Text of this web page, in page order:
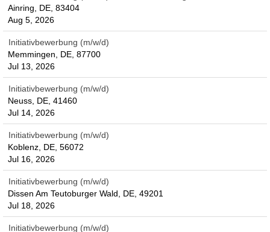
Ainring, DE, 83404
Aug 5, 2026
Initiativbewerbung (m/w/d)
Memmingen, DE, 87700
Jul 13, 2026
Initiativbewerbung (m/w/d)
Neuss, DE, 41460
Jul 14, 2026
Initiativbewerbung (m/w/d)
Koblenz, DE, 56072
Jul 16, 2026
Initiativbewerbung (m/w/d)
Dissen Am Teutoburger Wald, DE, 49201
Jul 18, 2026
Initiativbewerbung (m/w/d)